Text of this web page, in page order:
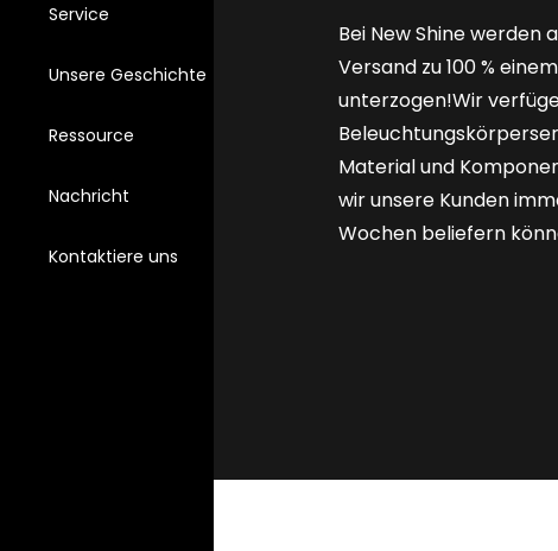
Service
Unsere Geschichte
Ressource
Nachricht
Kontaktiere uns
Bei New Shine werden
Versand zu 100 %
unterzogen!Wir
Material und
wir unsere Kunden
Wochen beliefern